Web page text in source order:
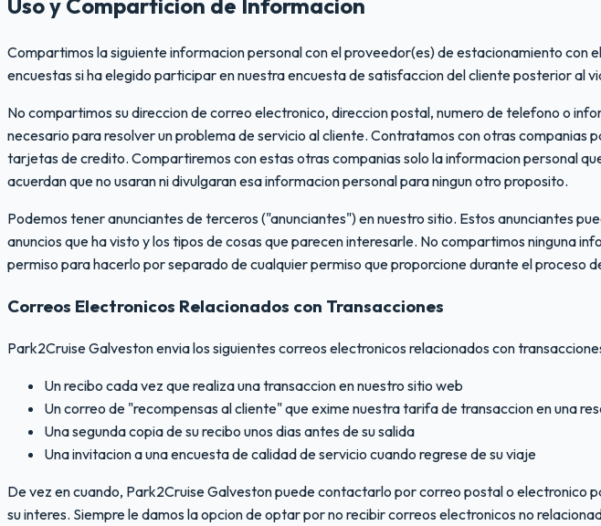
Uso y Comparticion de Informacion
Compartimos la siguiente informacion personal con el proveedor(es) de estacionamiento con
encuestas si ha elegido participar en nuestra encuesta de satisfaccion del cliente posterior al
No compartimos su direccion de correo electronico, direccion postal, numero de telefono o
necesario para resolver un problema de servicio al cliente. Contratamos con otras
tarjetas de credito. Compartiremos con estas otras companias solo la informacion personal
acuerdan que no usaran ni divulgaran esa informacion personal para ningun otro proposito.
Podemos tener anunciantes de terceros ("anunciantes") en nuestro sitio. Estos anunciantes
anuncios que ha visto y los tipos de cosas que parecen interesarle. No compartimos ninguna
permiso para hacerlo por separado de cualquier permiso que proporcione durante el proceso
Correos Electronicos Relacionados con Transacciones
Park2Cruise Galveston envia los siguientes correos electronicos relacionados con
Un recibo cada vez que realiza una transaccion en nuestro sitio web
Un correo de "recompensas al cliente" que exime nuestra tarifa de transaccion en una
Una segunda copia de su recibo unos dias antes de su salida
Una invitacion a una encuesta de calidad de servicio cuando regrese de su viaje
De vez en cuando, Park2Cruise Galveston puede contactarlo por correo postal o
su interes. Siempre le damos la opcion de optar por no recibir correos electronicos no